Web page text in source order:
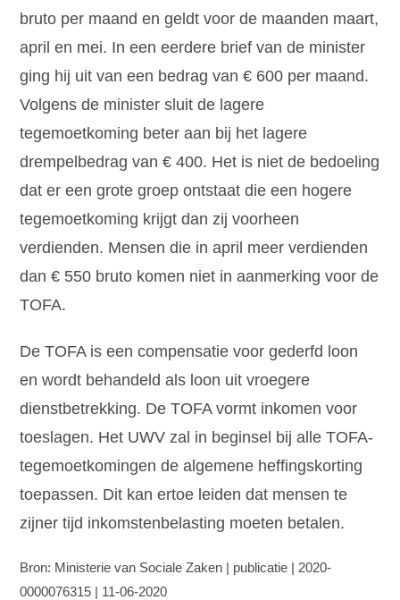
bruto per maand en geldt voor de maanden maart,
april en mei. In een eerdere brief van de minister
ging hij uit van een bedrag van € 600 per maand.
Volgens de minister sluit de lagere
tegemoetkoming beter aan bij het lagere
drempelbedrag van € 400. Het is niet de bedoeling
dat er een grote groep ontstaat die een hogere
tegemoetkoming krijgt dan zij voorheen
verdienden. Mensen die in april meer verdienden
dan € 550 bruto komen niet in aanmerking voor de
TOFA.
De TOFA is een compensatie voor gederfd loon
en wordt behandeld als loon uit vroegere
dienstbetrekking. De TOFA vormt inkomen voor
toeslagen. Het UWV zal in beginsel bij alle TOFA-
tegemoetkomingen de algemene heffingskorting
toepassen. Dit kan ertoe leiden dat mensen te
zijner tijd inkomstenbelasting moeten betalen.
Bron: Ministerie van Sociale Zaken | publicatie | 2020-
0000076315 | 11-06-2020